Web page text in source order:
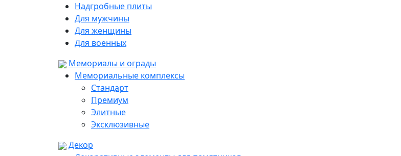
Надгробные плиты
Для мужчины
Для женщины
Для военных
Мемориалы и ограды
Мемориальные комплексы
Стандарт
Премиум
Элитные
Эксклюзивные
Декор